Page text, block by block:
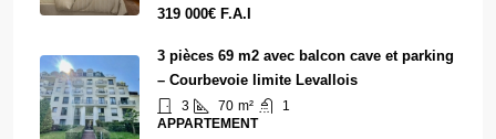
319 000€ F.A.I
3 pièces 69 m2 avec balcon cave et parking
– Courbevoie limite Levallois
3 70 m²
1
APPARTEMENT